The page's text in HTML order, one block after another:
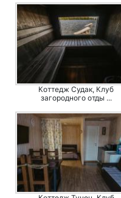
Коттедж Судак, Клуб
загородного отды ...